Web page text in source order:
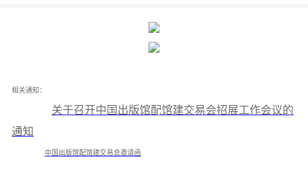
相关通知：
关于召开中国出版馆配馆建交易会招展工作会议的
通知
中国出版馆配馆建交易会邀请函